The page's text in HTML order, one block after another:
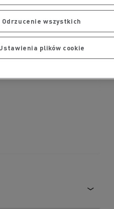
Odrzucenie wszystkich
plików cookie